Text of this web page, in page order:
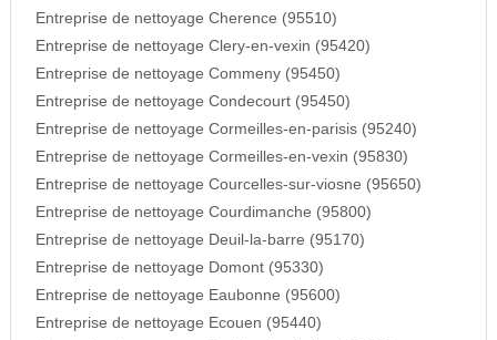
Entreprise de nettoyage Cherence (95510)
Entreprise de nettoyage Clery-en-vexin (95420)
Entreprise de nettoyage Commeny (95450)
Entreprise de nettoyage Condecourt (95450)
Entreprise de nettoyage Cormeilles-en-parisis (95240)
Entreprise de nettoyage Cormeilles-en-vexin (95830)
Entreprise de nettoyage Courcelles-sur-viosne (95650)
Entreprise de nettoyage Courdimanche (95800)
Entreprise de nettoyage Deuil-la-barre (95170)
Entreprise de nettoyage Domont (95330)
Entreprise de nettoyage Eaubonne (95600)
Entreprise de nettoyage Ecouen (95440)